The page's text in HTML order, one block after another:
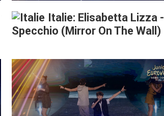
Italie: Elisabetta Lizza -
Specchio (Mirror On The Wall)